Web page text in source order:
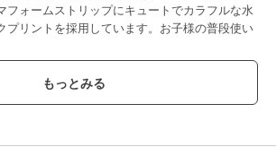
フォームストリップにキュートでカラフルな水
プリントを採用しています。お子様の普段使い
：より良い未来への一歩として、シューズのア